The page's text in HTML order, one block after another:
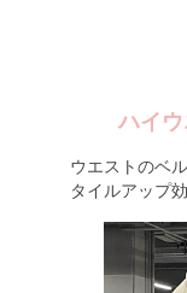
ハイ
ウエストのベ
タイルアップ